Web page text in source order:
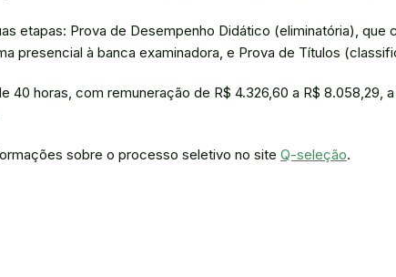
etapas: Prova de Desempenho Didático (eliminatória), que
presencial à banca examinadora, e Prova de Títulos
40 horas, com remuneração de R$ 4.326,60 a R$ 8.058,29,
sobre o processo seletivo no site Q-seleção.